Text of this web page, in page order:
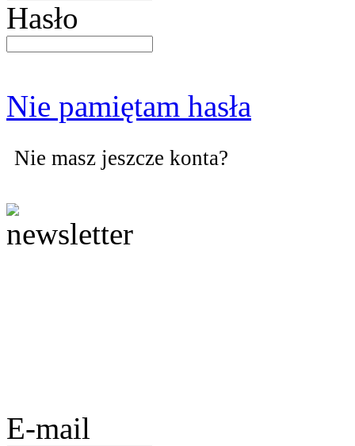
Hasło
Nie pamiętam hasła
Nie masz jeszcze konta?
E-mail